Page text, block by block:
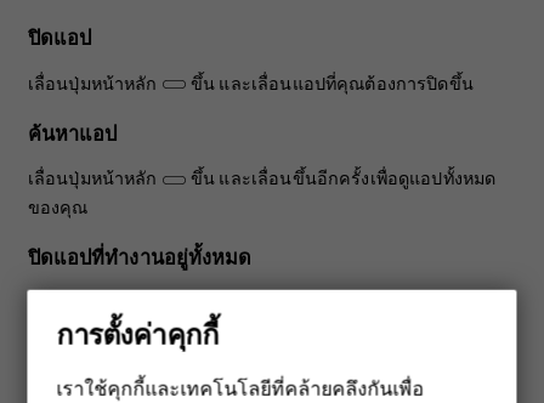
ปิดแอป
เลื่อนปุ่มหน้าหลัก ขึ้น และเลื่อนแอปที่คุณต้องการปิดขึ้น
ค้นหาแอป
เลื่อนปุ่มหน้าหลัก
ขึ้น และเลื่อนขึ้นอีกครั้งเพื่อดูแอปทั้งหมด
ของคุณ
ปิดแอปที่ทำงานอยู่ทั้งหมด
แตะล้างทั้งหมด
การตั้งค่าคุกกี้
เราใช้คุกกี้และเทคโนโลยีที่คล้ายคลึงกันเพื่อ